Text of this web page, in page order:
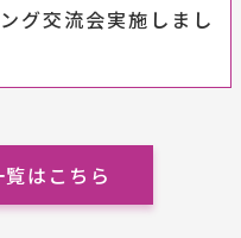
グ交流会実施しまし
はこちら